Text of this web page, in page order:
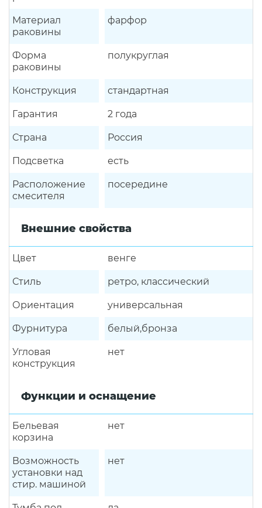
Материал
раковины
фарфор
Форма
раковины
полукруглая
Конструкция стандартная
Гарантия 2 года
Страна Россия
Подсветка есть
Расположение
смесителя
посередине
Внешние свойства
Цвет венге
Стиль ретро, классический
Ориентация универсальная
Фурнитура белый,бронза
Угловая
конструкция
нет
Функции и оснащение
Бельевая
корзина
нет
Возможность
установки над
стир. машиной
нет